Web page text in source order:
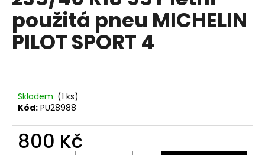
5
hvězdiček.
použitá pneu MICHELIN
PILOT SPORT 4
Skladem (1 ks)
Kód: PU28988
800 Kč
a
j
í
?